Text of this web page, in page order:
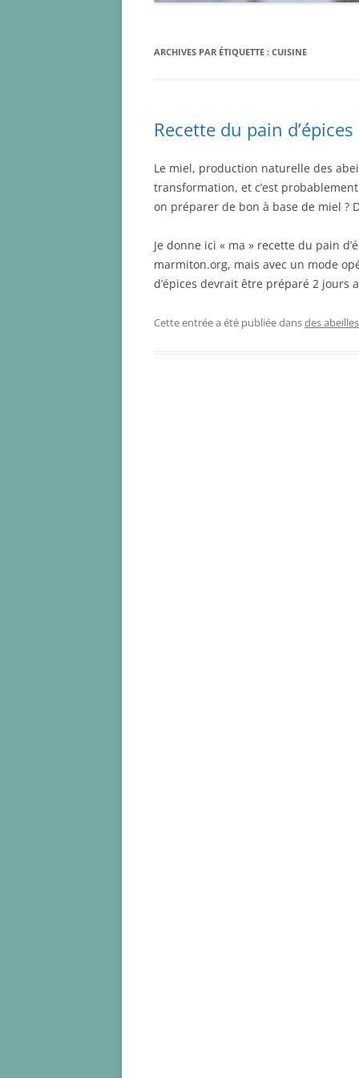
ARCHIVES PAR ÉTIQUETTE : CUISINE
Recette du pain d’épices
Le miel, production naturelle des
transformation, et c’est
on préparer de bon à base de miel ?
Je donne ici « ma » recette du pain
marmiton.org, mais avec un mode
d’épices devrait être préparé 2 jours
Cette entrée a été publiée dansdes abeilles